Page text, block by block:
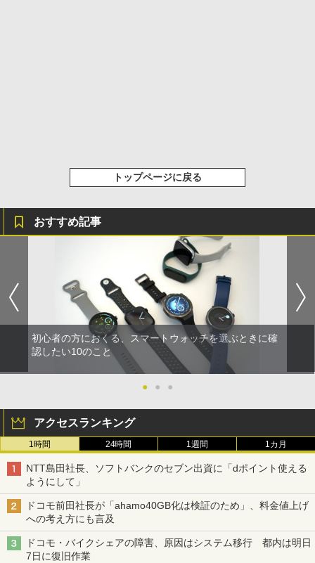
トップページに戻る
おすすめ記事
初心者の方におくる、スマートウォッチを選ぶときに確
認したい10のこと
● ● ●
アクセスランキング
1時間 24時間 1週間 1カ月
NTT島田社長、ソフトバンクのセブン出資に「dポイント使える
ようにして」
ドコモ前田社長が「ahamo40GB化は検証のため」、料金値上げ
への考え方にも言及
ドコモ・バイクシェアの障害、原因はシステム移行 都内は明日
7日に復旧作業